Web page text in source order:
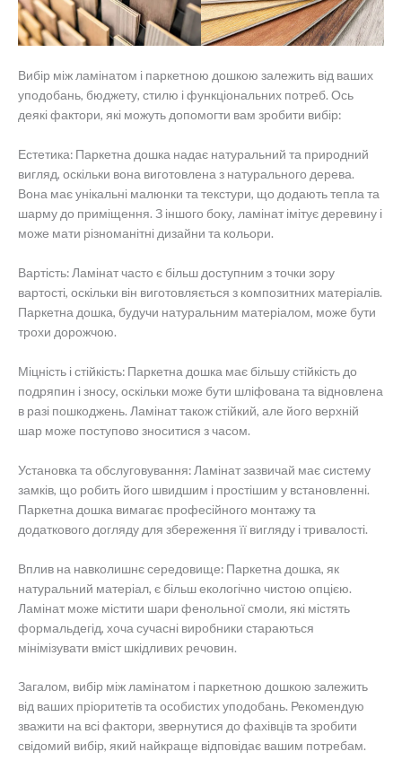
Вибір між ламінатом і паркетною дошкою залежить від ваших
уподобань, бюджету, стилю і функціональних потреб. Ось
деякі фактори, які можуть допомогти вам зробити вибір:
Естетика: Паркетна дошка надає натуральний та природний
вигляд, оскільки вона виготовлена з натурального дерева.
Вона має унікальні малюнки та текстури, що додають тепла та
шарму до приміщення. З іншого боку, ламінат імітує деревину і
може мати різноманітні дизайни та кольори.
Вартість: Ламінат часто є більш доступним з точки зору
вартості, оскільки він виготовляється з композитних матеріалів.
Паркетна дошка, будучи натуральним матеріалом, може бути
трохи дорожчою.
Міцність і стійкість: Паркетна дошка має більшу стійкість до
подряпин і зносу, оскільки може бути шліфована та відновлена
в разі пошкоджень. Ламінат також стійкий, але його верхній
шар може поступово зноситися з часом.
Установка та обслуговування: Ламінат зазвичай має систему
замків, що робить його швидшим і простішим у встановленні.
Паркетна дошка вимагає професійного монтажу та
додаткового догляду для збереження її вигляду і тривалості.
Вплив на навколишнє середовище: Паркетна дошка, як
натуральний матеріал, є більш екологічно чистою опцією.
Ламінат може містити шари фенольної смоли, які містять
формальдегід, хоча сучасні виробники стараються
мінімізувати вміст шкідливих речовин.
Загалом, вибір між ламінатом і паркетною дошкою залежить
від ваших пріоритетів та особистих уподобань. Рекомендую
зважити на всі фактори, звернутися до фахівців та зробити
свідомий вибір, який найкраще відповідає вашим потребам.